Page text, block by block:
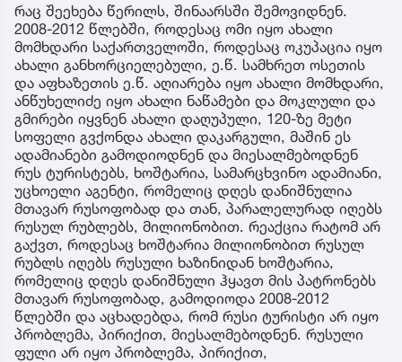
რაც შეეხება წერილს, შინაარსში შემოვიდნენ.
2008-2012 წლებში, როდესაც ომი იყო ახალი
მომხდარი საქართველოში, როდესაც ოკუპაცია იყო
ახალი განხორციელებული, ე.წ. სამხრეთ ოსეთის
და აფხაზეთის ე.წ. აღიარება იყო ახალი მომხდარი,
ანწუხელიძე იყო ახალი ნაწამები და მოკლული და
გმირები იყვნენ ახალი დაღუპული, 120-ზე მეტი
სოფელი გვქონდა ახალი დაკარგული, მაშინ ეს
ადამიანები გამოდიოდნენ და მიესალმებოდნენ
რუს ტურისტებს, ხოშტარია, სამარცხვინო ადამიანი,
უცხოელი აგენტი, რომელიც დღეს დანიშნულია
მთავარ რუსოფობად და თან, პარალელურად იღებს
რუსულ რუბლებს, მილიონობით. რეაქცია რატომ არ
გაქვთ, როდესაც ხოშტარია მილიონობით რუსულ
რუბლს იღებს რუსული ხაზინიდან ხოშტარია,
რომელიც დღეს დანიშნული ჰყავთ მის პატრონებს
მთავარ რუსოფობად, გამოდიოდა 2008-2012
წლებში და აცხადებდა, რომ რუსი ტურისტი არ იყო
პრობლემა, პირიქით, მიესალმებოდნენ. რუსული
ფული არ იყო პრობლემა, პირიქით,